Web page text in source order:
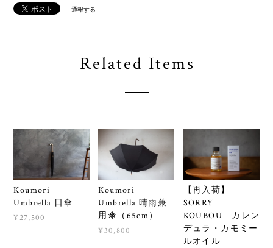
通報する
Related Items
Koumori
Umbrella 日傘
¥27,500
Koumori
Umbrella 晴雨兼
用傘（65cm）
¥30,800
【再入荷】
SORRY
KOUBOU カレン
デュラ・カモミー
ルオイル